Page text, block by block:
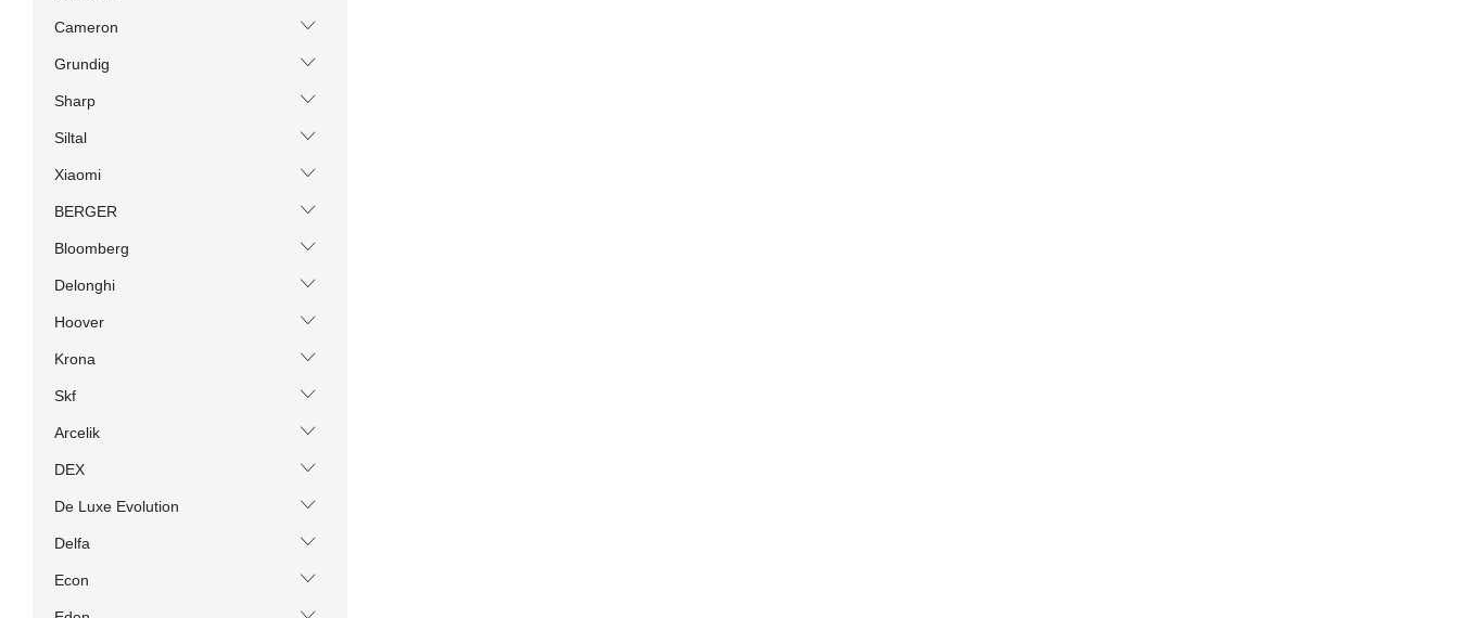
Cameron
Grundig
Sharp
Siltal
Xiaomi
BERGER
Bloomberg
Delonghi
Hoover
Krona
Skf
Arcelik
DEX
De Luxe Evolution
Delfa
Econ